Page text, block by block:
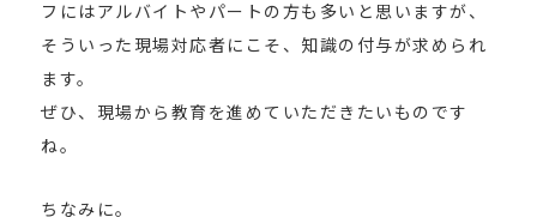
フにはアルバイトやパートの方も多いと思いますが、
そういった現場対応者にこそ、知識の付与が求められ
ます。
ぜひ、現場から教育を進めていただきたいものです
ね。
ちなみに。